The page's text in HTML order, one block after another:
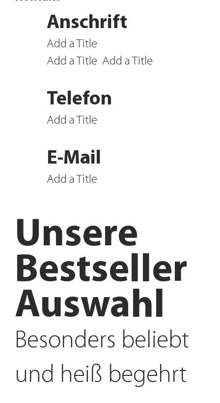
Bestseller
Auswahl
Unsere
Besonders beliebt
und heiß begehrt
Add a Title
Telefon
Add a Title
E-Mail
Add a Title
Add a Title
Add a Title
Anschrift